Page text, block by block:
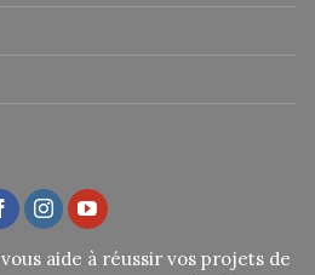
aide à réussir vos projets de